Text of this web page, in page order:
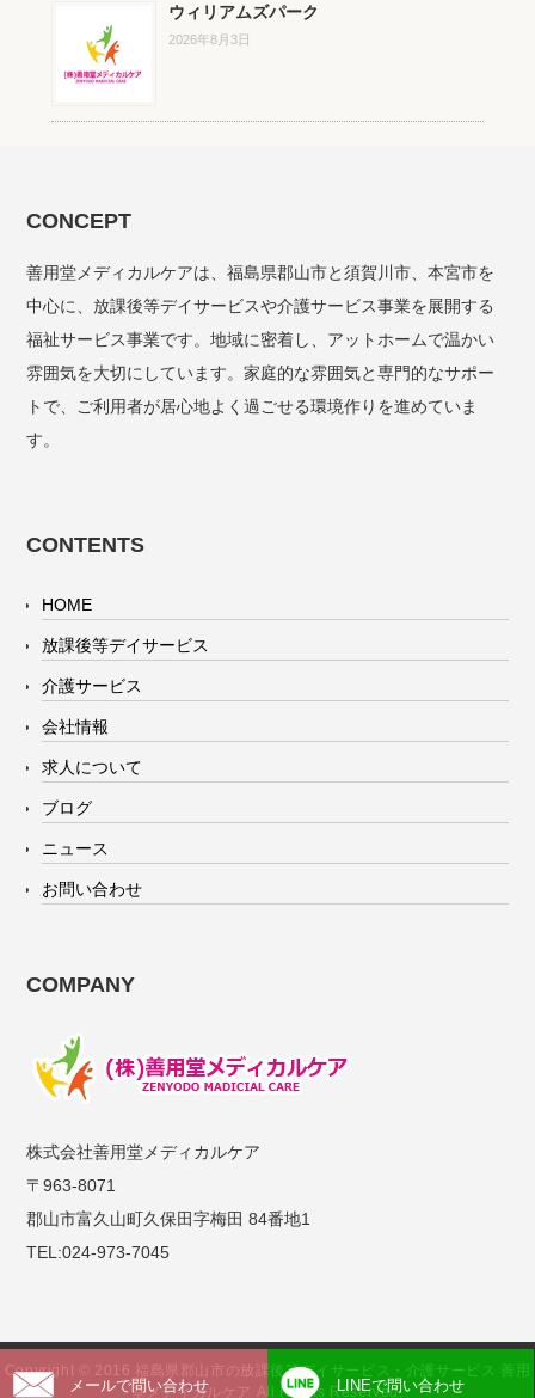
ウィリアムズパーク
2026年8月3日
メールで問い合わせ LINEで問い合わせ
CONCEPT
善用堂メディカルケアは、福島県郡山市と須賀川市、本宮市を
中心に、放課後等デイサービスや介護サービス事業を展開する
福祉サービス事業です。地域に密着し、アットホームで温かい
雰囲気を大切にしています。家庭的な雰囲気と専門的なサポー
トで、ご利用者が居心地よく過ごせる環境作りを進めていま
す。
CONTENTS
HOME
放課後等デイサービス
介護サービス
会社情報
求人について
ブログ
ニュース
お問い合わせ
COMPANY
株式会社善用堂メディカルケア
〒963-8071
郡山市富久山町久保田字梅田 84番地1
TEL:024-973-7045
Copyright © 2016 福島県郡山市の放課後等デイサービス・介護サービス 善用
堂メディカルケア All Rights Reserved.